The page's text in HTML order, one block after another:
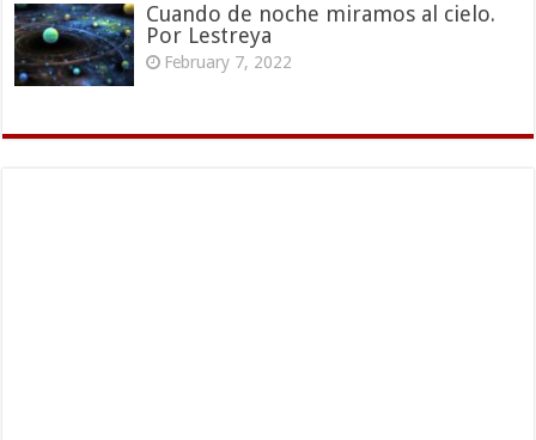
Cuando de noche miramos al cielo.
Por Lestreya
February 7, 2022